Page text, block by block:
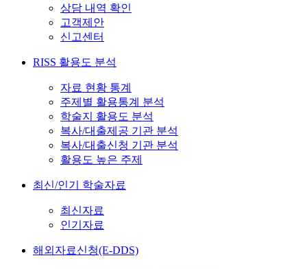
상담 내역 확인
고객제안
신고센터
RISS 활용도 분석
자료 현황 통계
주제별 활용통계 분석
학술지 활용도 분석
복사/대출제공 기관 분석
복사/대출신청 기관 분석
활용도 높은 주제
최신/인기 학술자료
최신자료
인기자료
해외자료신청(E-DDS)